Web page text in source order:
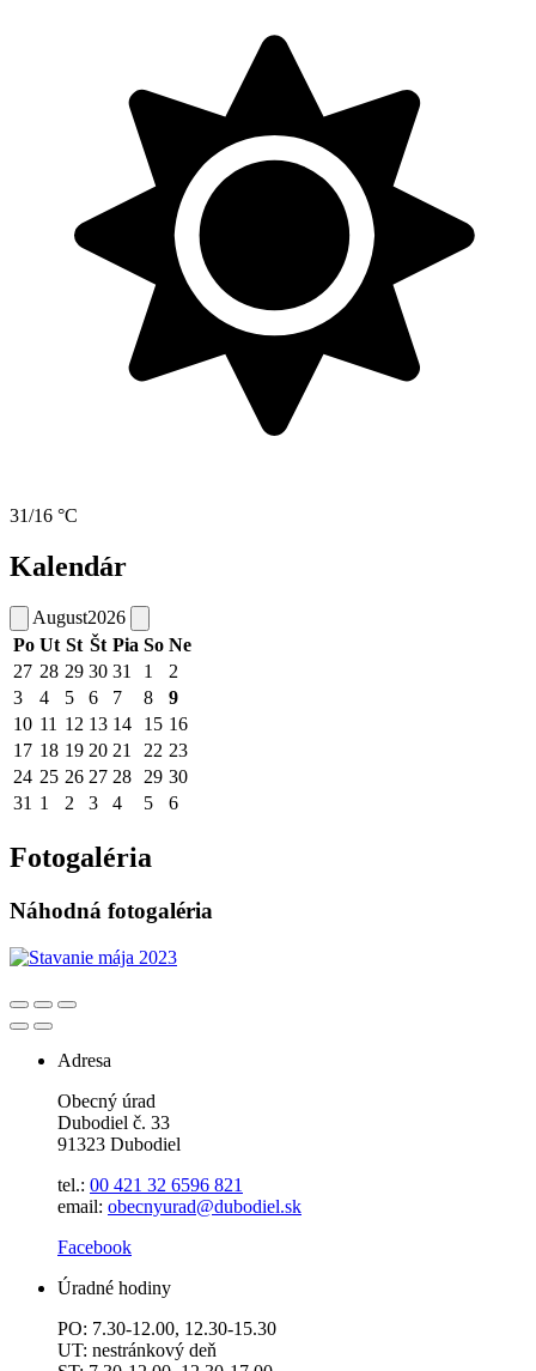
31/16 °C
Kalendár
August2026
Po Ut St Št Pia So Ne
27 28 29 30 31 1
2
3
4 5 6 7 8
9
10 11 12 13 14 15 16
17 18 19 20 21 22 23
24 25 26 27 28 29 30
31 1 2 3 4 5 6
Fotogaléria
Náhodná fotogaléria
Adresa
Obecný úrad
Dubodiel č. 33
91323 Dubodiel
tel.: 00 421 32 6596 821
email: obecnyurad@dubodiel.sk
Facebook
Úradné hodiny
PO: 7.30-12.00, 12.30-15.30
UT: nestránkový deň